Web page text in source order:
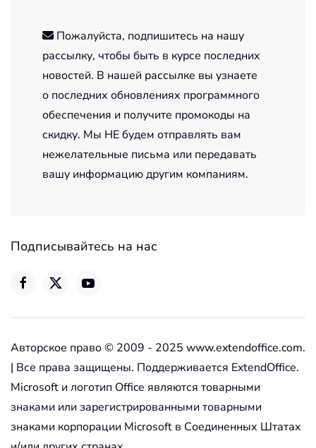
Пожалуйста, подпишитесь на нашу
рассылку, чтобы быть в курсе последних
новостей. В нашей рассылке вы узнаете
о последних обновлениях программного
обеспечения и получите промокоды на
скидку. Мы НЕ будем отправлять вам
нежелательные письма или передавать
вашу информацию другим компаниям.
Подписывайтесь на нас
Авторское право © 2009 - 2025 www.extendoffice.com.
| Все права защищены. Поддерживается ExtendOffice.
Microsoft и логотип Office являются товарными
знаками или зарегистрированными товарными
знаками корпорации Microsoft в Соединенных Штатах